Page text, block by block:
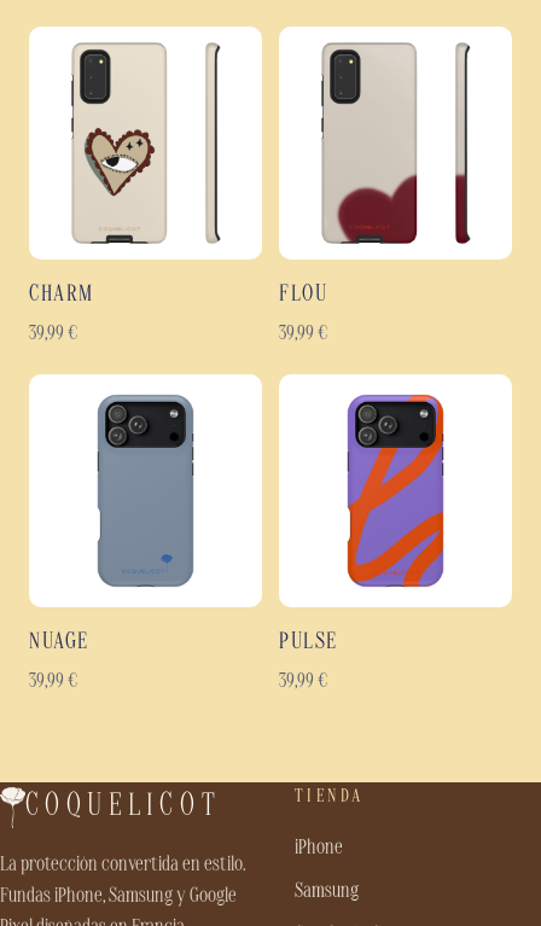
CHARM
39,99 €
FLOU
39,99 €
NUAGE
39,99 €
PULSE
39,99 €
COQUELICOT
La protección convertida en estilo.
Fundas iPhone, Samsung y Google
TIENDA
iPhone
Samsung